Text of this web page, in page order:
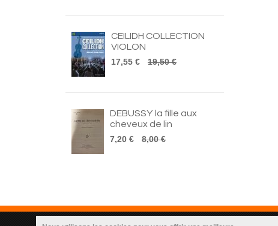
CEILIDH COLLECTION
VIOLON
17,55 €
19,50 €
DEBUSSY la fille aux
cheveux de lin
7,20 €
8,00 €